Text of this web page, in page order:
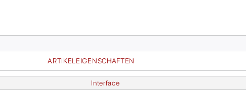
ARTIKELEIGENSCHAFTEN
In­ter­face